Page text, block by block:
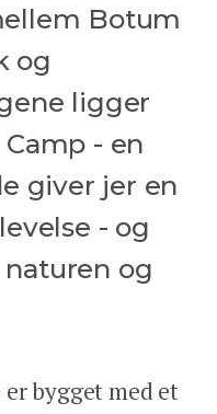
Botum
og
ligger
- en
giver jer en
- og
og
bygget med et